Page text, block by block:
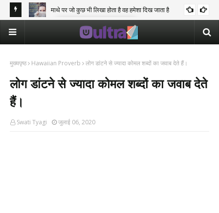
माथे पर जो कुछ भी लिखा होता है वह हमेशा दिख जाता है
PALESTINIAN PROVERB
मुख्यपृष्ठ Hawaiian Proverb लोग डांटने से ज्यादा कोमल शब्दों का जवाब देते हैं।
लोग डांटने से ज्यादा कोमल शब्दों का जवाब देते
हैं।
Swati Tyagi जुलाई 06, 2020